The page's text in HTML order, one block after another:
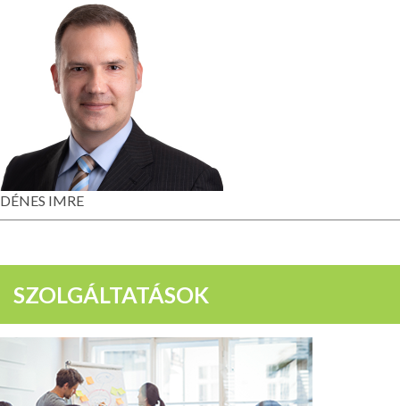
DÉNES IMRE
SZOLGÁLTATÁSOK